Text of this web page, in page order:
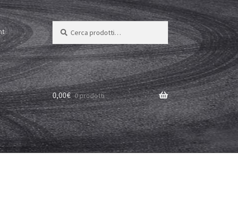
Cerca:
Cerca
0,00€ 0 prodotti